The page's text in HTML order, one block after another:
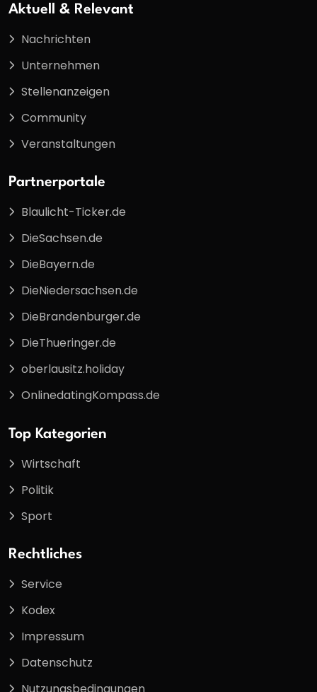
Aktuell & Relevant
Nachrichten
Unternehmen
Stellenanzeigen
Community
Veranstaltungen
Partnerportale
Blaulicht-Ticker.de
DieSachsen.de
DieBayern.de
DieNiedersachsen.de
DieBrandenburger.de
DieThueringer.de
oberlausitz.holiday
OnlinedatingKompass.de
Top Kategorien
Wirtschaft
Politik
Sport
Rechtliches
Service
Kodex
Impressum
Datenschutz